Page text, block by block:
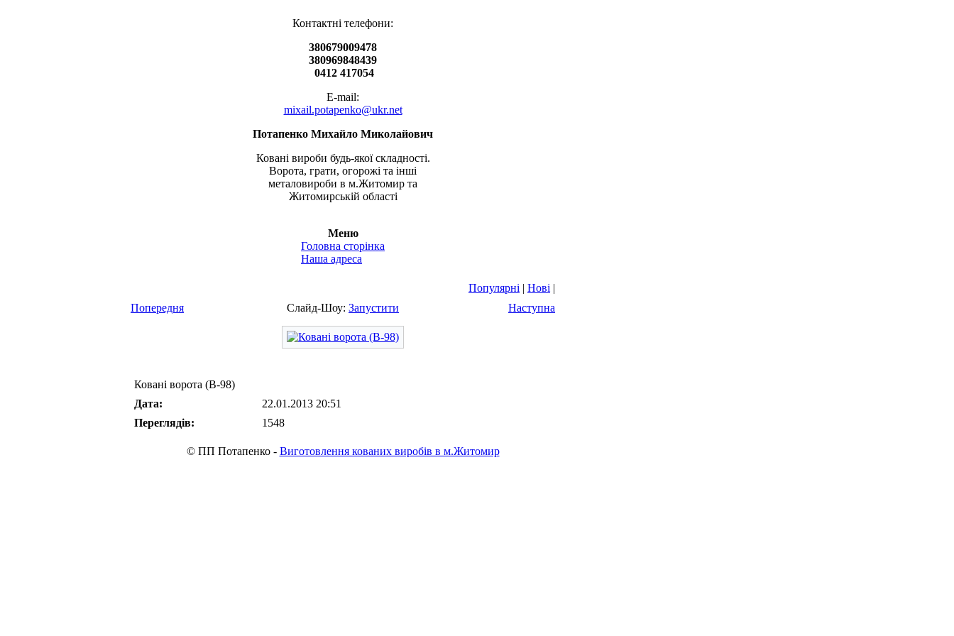
Контактні телефони:
380679009478
380969848439
0412 417054
E-mail:
mixail.potapenko@ukr.net
Потапенко Михайло Миколайович
Ковані вироби будь-якої складності.
Ворота, грати, огорожі та інші
металовироби в м.Житомир та
Житомирській області
Меню
Головна сторінка
Наша адреса
Популярні | Нові |
Попередня
Слайд-Шоу: Запустити Наступна
Ковані ворота (В-98)
Дата:
22.01.2013 20:51
Переглядів:
1548
© ПП Потапенко - Виготовлення кованих виробів в м.Житомир